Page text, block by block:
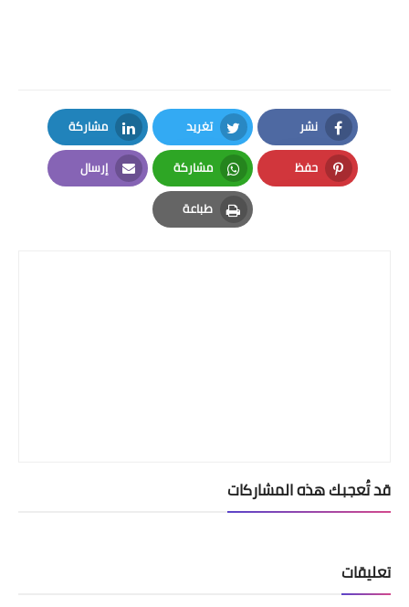
نشر
Facebook
تغريد
Twitter
مشاركة
LinkedIn
حفظ
Pinterest
مشاركة
Whatsapp
إرسال
Email
طباعة
Print
قد تُعجبك هذه المشاركات
تعليقات